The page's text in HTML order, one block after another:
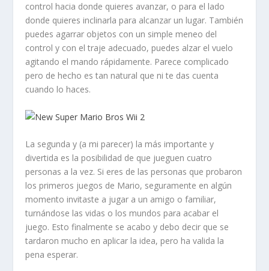
control hacia donde quieres avanzar, o para el lado
donde quieres inclinarla para alcanzar un lugar. También
puedes agarrar objetos con un simple meneo del
control y con el traje adecuado, puedes alzar el vuelo
agitando el mando rápidamente. Parece complicado
pero de hecho es tan natural que ni te das cuenta
cuando lo haces.
La segunda y (a mi parecer) la más importante y
divertida es la posibilidad de que jueguen cuatro
personas a la vez. Si eres de las personas que probaron
los primeros juegos de Mario, seguramente en algún
momento invitaste a jugar a un amigo o familiar,
turnándose las vidas o los mundos para acabar el
juego. Esto finalmente se acabo y debo decir que se
tardaron mucho en aplicar la idea, pero ha valida la
pena esperar.